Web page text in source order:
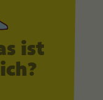
ist